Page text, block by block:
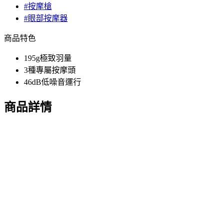
#按摩槍
#眼部按摩器
商品特色
195g極致羽量
3種專屬按摩頭
46dB低噪音運行
商品詳情